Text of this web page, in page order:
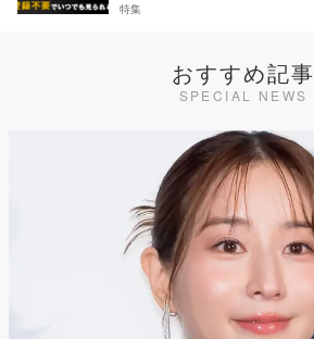
特集
おすすめ記事
SPECIAL NEWS